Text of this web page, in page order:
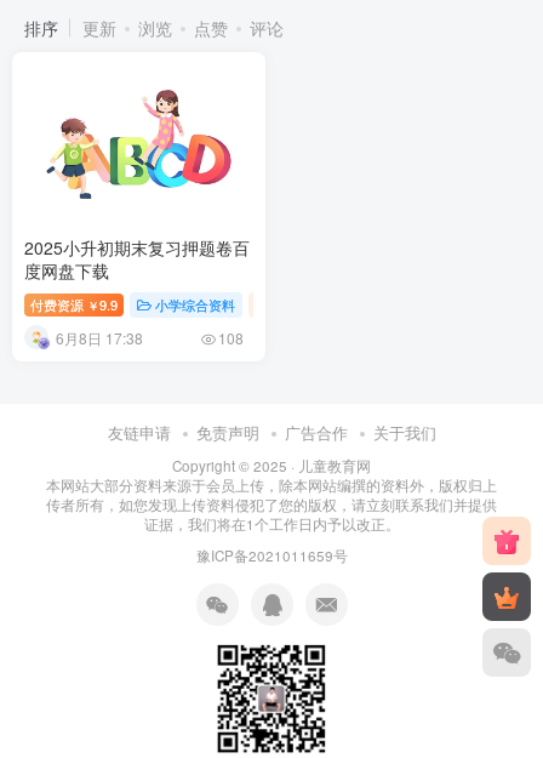
排序 更新 浏览 点赞 评论
2025小升初期末复习押题卷百
度网盘下载
付费资源 ￥9.9 小学综合资料
6月8日 17:38 108
友链申请 免责声明 广告合作 关于我们
Copyright © 2025 · 儿童教育网
本网站大部分资料来源于会员上传，除本网站编撰的资料外，版权归上
传者所有，如您发现上传资料侵犯了您的版权，请立刻联系我们并提供
证据，我们将在1个工作日内予以改正。
豫ICP备2021011659号